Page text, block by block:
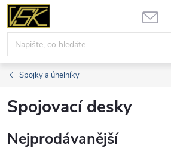
Přejít
obsah
Spojky a úhelníky
Spojovací desky
Nejprodávanější